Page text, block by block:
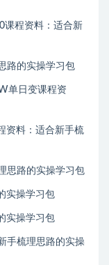
课程资料：适合新
路的实操学习包
单日变课程资
资料：适合新手梳
思路的实操学习包
实操学习包
实操学习包
手梳理思路的实操